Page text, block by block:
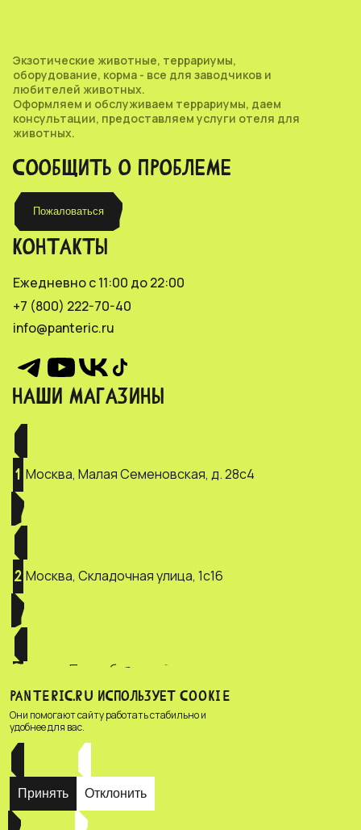
Экзотические животные, террариумы,
оборудование, корма - все для заводчиков и
любителей животных.
Оформляем и обслуживаем террариумы, даем
консультации, предоставляем услуги отеля для
животных.
СООБЩИТЬ О ПРОБЛЕМЕ
Пожаловаться
НАШИ МАГАЗИНЫ
1 Москва, Малая Семеновская, д. 28с4
2 Москва, Складочная улица, 1с16
Санкт-Петербург, ул. Зверинская, д.
2/5
КОНТАКТЫ
Ежедневно с 11:00 до 22:00
+7 (800) 222-70-40
info@panteric.ru
© Зоомагазин «PANTERIC»,
PANTERIC.RU ИСПОЛЬЗУЕТ COOKIE
Они помогают сайту работать стабильно и
удобнее для вас.
Принять Отклонить